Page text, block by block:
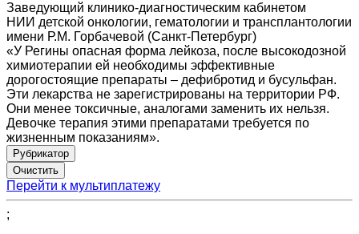
Заведующий клинико-диагностическим кабинетом
НИИ детской онкологии, гематологии и трансплантологии
имени Р.М. Горбачевой (Санкт-Петербург)
«У Регины опасная форма лейкоза, после высокодозной
химиотерапии ей необходимы эффективные
дорогостоящие препараты – дефибротид и бусульфан.
Эти лекарства не зарегистрированы на территории РФ.
Они менее токсичные, аналогами заменить их нельзя.
Девочке терапия этими препаратами требуется по
жизненным показаниям».
Рубрикатор
Перейти к мультиплатежу
;